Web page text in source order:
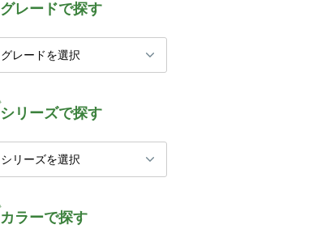
グレードで探す
シリーズで探す
カラーで探す